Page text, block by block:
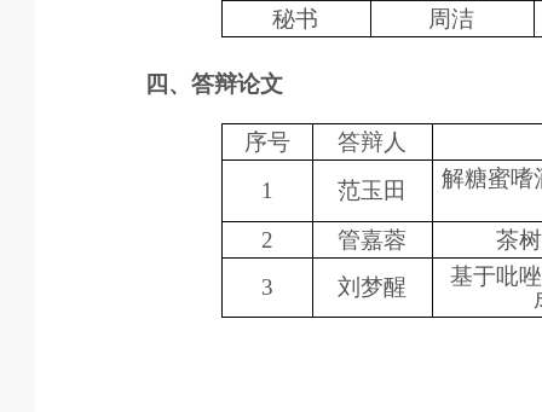
秘书
周洁
四、答辩论文
序号
答辩人
1
范玉田 解糖蜜嗜
2 管嘉蓉
茶树
3
刘梦醒
基于吡